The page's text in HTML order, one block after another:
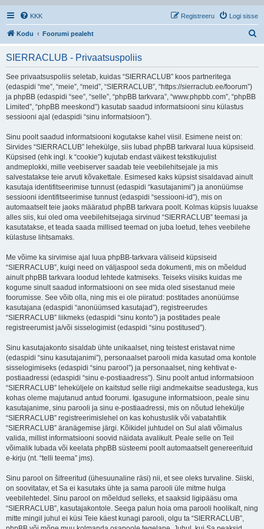
KKK Logi sisse
Registreeru
Kodu Foorumi pealeht
SIERRACLUB - Privaatsuspoliis
See privaatsuspoliis seletab, kuidas “SIERRACLUB” koos partneritega
(edaspidi “me”, “meie”, “meid”, “SIERRACLUB”, “https://sierraclub.ee/foorum”)
ja phpBB (edaspidi “see”, “selle”, “phpBB tarkvara”, “www.phpbb.com”, “phpBB
Limited”, “phpBB meeskond”) kasutab saadud informatsiooni sinu külastus
sessiooni ajal (edaspidi “sinu informatsioon”).
Sinu poolt saadud informatsiooni kogutakse kahel viisil. Esimene neist on:
Sirvides “SIERRACLUB” lehekülge, siis lubad phpBB tarkvaral luua küpsiseid.
Küpsised (ehk ingl. k “cookie”) kujutab endast väikest tekstikujulist
andmeplokki, mille veebiserver saadab teie veebilehitsejale ja mis
salvestatakse teie arvuti kõvakettale. Esimesed kaks küpsist sisaldavad ainult
kasutaja identifitseerimise tunnust (edaspidi “kasutajanimi”) ja anonüümse
sessiooni identifitseerimise tunnust (edaspidi “sessiooni-id”), mis on
automaatselt teie jaoks määratud phpBB tarkvara poolt. Kolmas küpsis luuakse
alles siis, kui oled oma veebilehitsejaga sirvinud “SIERRACLUB” teemasi ja
kasutatakse, et teada saada millised teemad on juba loetud, tehes veebilehe
külastuse lihtsamaks.
Me võime ka sirvimise ajal luua phpBB-tarkvara väliseid küpsiseid
“SIERRACLUB”, kuigi need on väljaspool seda dokumenti, mis on mõeldud
ainult phpBB tarkvara loodud lehtede katmiseks. Teiseks viisiks kuidas me
kogume sinult saadud informatsiooni on see mida oled sisestanud meie
foorumisse. See võib olla, ning mis ei ole piiratud: postitades anonüümse
kasutajana (edaspidi “anonüümsed kasutajad”), registreerudes
“SIERRACLUB” liikmeks (edaspidi “sinu konto”) ja postitades peale
registreerumist ja/või sisselogimist (edaspidi “sinu postitused”).
Sinu kasutajakonto sisaldab ühte unikaalset, ning teistest eristavat nime
(edaspidi “sinu kasutajanimi”), personaalset parooli mida kasutad oma kontole
sisselogimiseks (edaspidi “sinu parool”) ja personaalset, ning kehtivat e-
postiaadressi (edaspidi “sinu e-postiaadress”). Sinu poolt antud informatsioon
“SIERRACLUB” leheküljele on kaitstud selle riigi andmekaitse seadustega, kus
kohas oleme majutanud antud foorumi. Igasugune informatsioon, peale sinu
kasutajanime, sinu parooli ja sinu e-postiaadressi, mis on nõutud lehekülje
“SIERRACLUB” registreerimislehel on kas kohustuslik või vabatahtlik
“SIERRACLUB” äranägemise järgi. Kõikidel juhtudel on Sul alati võimalus
valida, millist informatsiooni soovid näidata avalikult. Peale selle on Teil
võimalik lubada või keelata phpBB süsteemi poolt automaatselt genereerituid
e-kirju (nt. “telli teema” jms).
Sinu parool on šifreeritud (ühesuunaline räsi) nii, et see oleks turvaline. Siiski,
on soovitatav, et Sa ei kasutaks ühte ja sama parooli üle mitme hulga
veebilehtedel. Sinu parool on mõeldud selleks, et saaksid ligipääsu oma
“SIERRACLUB”, kasutajakontole. Seega palun hoia oma parooli hoolikalt, ning
mitte mingil juhul ei küsi Teie käest kunagi parooli, olgu ta “SIERRACLUB”,